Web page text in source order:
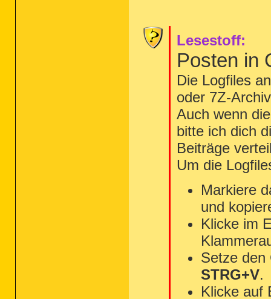
Lesestoff:
Posten in
Die Logfiles
oder 7Z-
Auch wenn
bitte ich dich
Beiträge
Um die
Markiere
und
Klicke im
Setze den
STRG+V.
Klicke auf